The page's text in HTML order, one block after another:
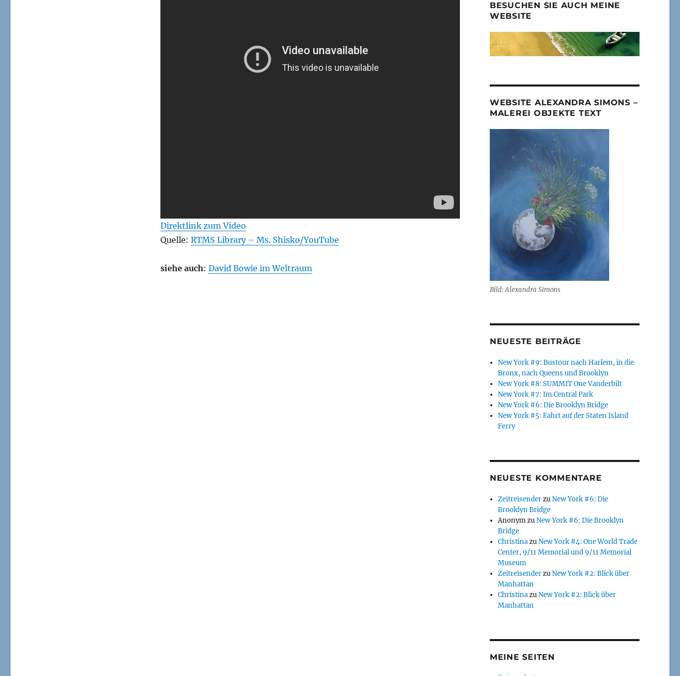
Direktlink zum Video
Quelle: RTMS Library – Ms. Shisko/YouTube
siehe auch: David Bowie im Weltraum
BESUCHEN SIE AUCH MEINE
WEBSITE
WEBSITE ALEXANDRA SIMONS –
MALEREI OBJEKTE TEXT
Bild: Alexandra Simons
NEUESTE BEITRÄGE
New York #9: Bustour nach Harlem, in die
Bronx, nach Queens und Brooklyn
New York #8: SUMMIT One Vanderbilt
New York #7: Im Central Park
New York #6: Die Brooklyn Bridge
New York #5: Fahrt auf der Staten Island
Ferry
NEUESTE KOMMENTARE
ZeitreisenderzuNew York #6: Die
Brooklyn Bridge
AnonymzuNew York #6: Die Brooklyn
Bridge
ChristinazuNew York #4: One World Trade
Center, 9/11 Memorial und 9/11 Memorial
Museum
ZeitreisenderzuNew York #2: Blick über
Manhattan
ChristinazuNew York #2: Blick über
Manhattan
MEINE SEITEN